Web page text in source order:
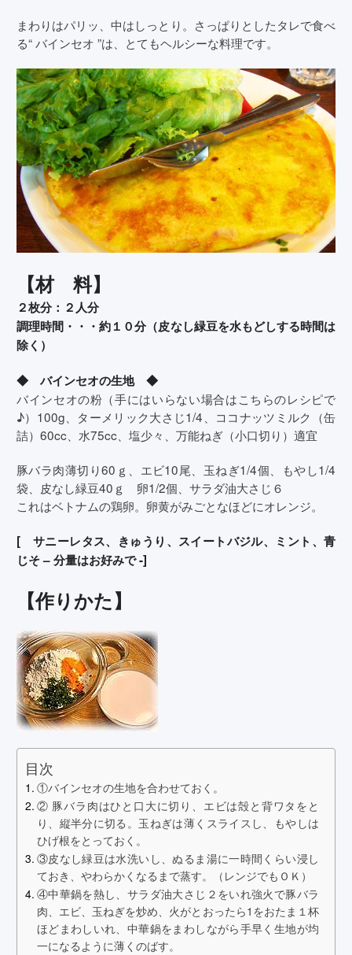
まわりはパリッ、中はしっとり。さっぱりとしたタレで食べ
る“ バインセオ ”は、とてもヘルシーな料理です。
【材 料】
２枚分：２人分
調理時間・・・約１０分（皮なし緑豆を水もどしする時間は
除く）
◆ バインセオの生地 ◆
バインセオの粉（手にはいらない場合はこちらのレシピで
♪）100g、ターメリック大さじ1/4、ココナッツミルク（缶
詰）60cc、水75cc、塩少々、万能ねぎ（小口切り）適宜
豚バラ肉薄切り60ｇ、エビ10尾、玉ねぎ1/4個、もやし1/4
袋、皮なし緑豆40ｇ 卵1/2個、サラダ油大さじ６
これはベトナムの鶏卵。卵黄がみごとなほどにオレンジ。
[ サニーレタス、きゅうり、スイートバジル、ミント、青
じそ – 分量はお好みで -]
【作りかた】
目次
①バインセオの生地を合わせておく。
② 豚バラ肉はひと口大に切り、エビは殻と背ワタをと
り、縦半分に切る。玉ねぎは薄くスライスし、もやしは
ひげ根をとっておく。
③皮なし緑豆は水洗いし、ぬるま湯に一時間くらい浸し
ておき、やわらかくなるまで蒸す。（レンジでもＯＫ）
④中華鍋を熱し、サラダ油大さじ２をいれ強火で豚バラ
肉、エビ、玉ねぎを炒め、火がとおったら1をおたま１杯
ほどまわしいれ、中華鍋をまわしながら手早く生地が均
一になるように薄くのばす。